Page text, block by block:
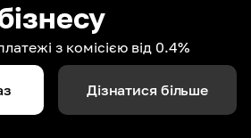
з комісією від 0.4%
Дізнатися більше